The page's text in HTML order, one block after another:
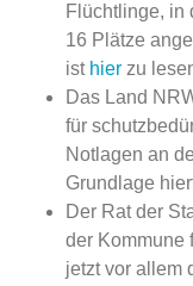
Flüchtlinge, in
16 Plätze
ist hier zu
Das Land
für
Notlagen an
Grundlage
Der Rat der
der Kommune
jetzt vor allem